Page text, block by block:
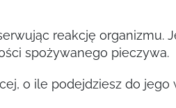
reakcję organizmu.
spożywanego pieczywa.
o ile podejdziesz do jego